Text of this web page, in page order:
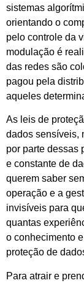
sistemas
orientando o
pelo controle da
modulação é
das redes são
pagou pela
aqueles
As leis de
dados sensíveis,
por parte dessas
e constante de
querem saber
operação e a
invisíveis para
quantas
o conhecimento
proteção de
Para atrair e